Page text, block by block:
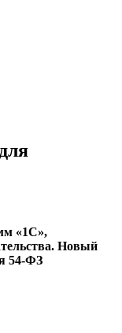
«1С»,
Новый
54‑ФЗ